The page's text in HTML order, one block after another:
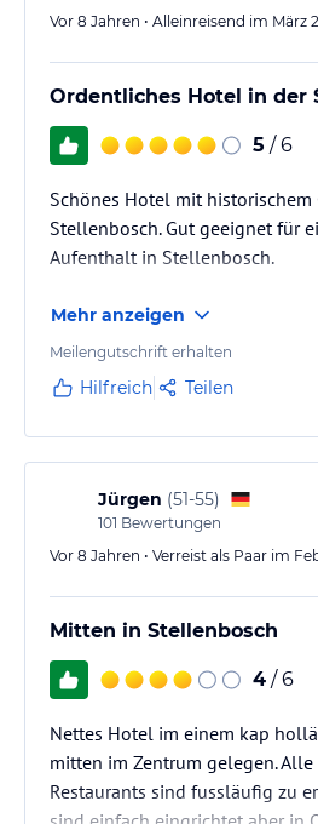
Vor 8 Jahren • Alleinreisend im März
Ordentliches Hotel in der
5 / 6
Schönes Hotel mit historischem
Stellenbosch. Gut geeignet für
Aufenthalt in Stellenbosch.
Mehr anzeigen
Meilengutschrift erhalten
Hilfreich Teilen
Jürgen (51-55)
101 Bewertungen
Vor 8 Jahren • Verreist als Paar im
Mitten in Stellenbosch
4 / 6
Nettes Hotel im einem kap
mitten im Zentrum gelegen. Alle
Restaurants sind fussläufig zu